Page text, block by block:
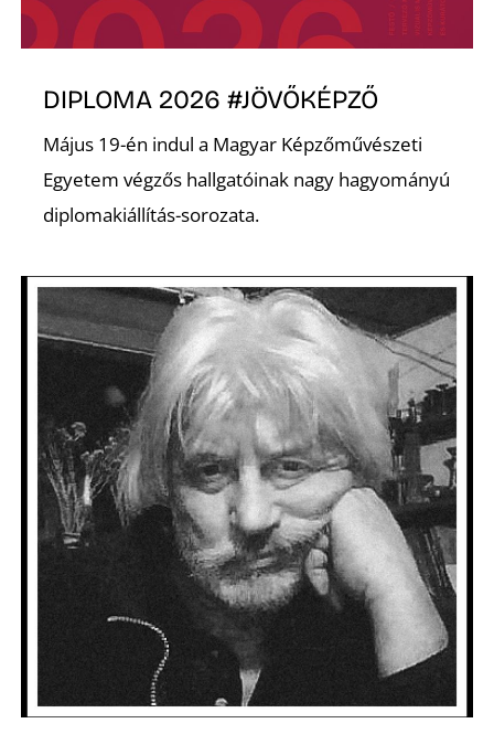
DIPLOMA 2026 #JÖVŐKÉPZŐ
Május 19-én indul a Magyar Képzőművészeti
Egyetem végzős hallgatóinak nagy hagyományú
diplomakiállítás-sorozata.